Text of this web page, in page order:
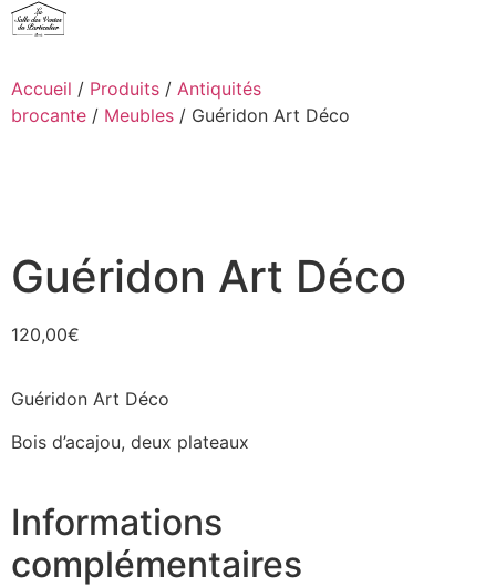
Accueil / Produits / Antiquités
brocante / Meubles / Guéridon Art Déco
Guéridon Art Déco
120,00€
Guéridon Art Déco
Bois d’acajou, deux plateaux
Informations
complémentaires